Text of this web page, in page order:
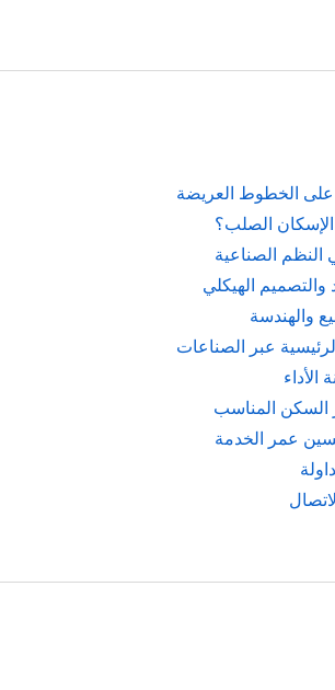
الخطوط العريضة
الإسكان الصلب؟
النظم الصناعية
والتصميم الهيكلي
والهندسة
عبر الصناعات
الأداء
السكن المناسب
عمر الخدمة